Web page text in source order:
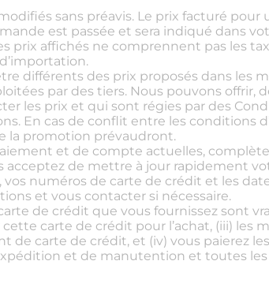
sans préavis. Le prix facturé pour
est passée et sera indiqué dans
affichés ne comprennent pas les
différents des prix proposés dans les
par des tiers. Nous pouvons offrir,
les prix et qui sont régies par des
En cas de conflit entre les conditions
la promotion prévaudront.
et de compte actuelles,
acceptez de mettre à jour rapidement
numéros de carte de crédit et les
et vous contacter si nécessaire.
de crédit que vous fournissez sont
carte de crédit pour l’achat, (iii) les
de carte de crédit, et (iv) vous paierez
et de manutention et toutes